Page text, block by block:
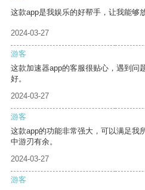
这款app是我娱乐的好帮手，让我能够
2024-03-27
游客
这款加速器app的客服很贴心，遇到问
好。
2024-03-27
游客
这款app的功能非常强大，可以满足我
中游刃有余。
2024-03-27
游客